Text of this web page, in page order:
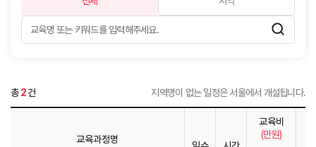
총2건 지역명이 없는 일정은 서울에서 개설됩니다.
교육과정명
교육비
(만원)